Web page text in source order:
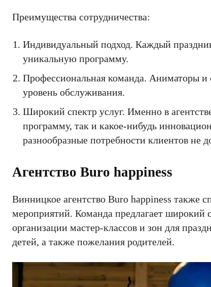
Преимущества сотрудничества:
Индивидуальный подход. Каждый
уникальную программу.
Профессиональная команда. Аниматоры и
уровень обслуживания.
Широкий спектр услуг. Именно в
программу, так и какое-нибудь
разнообразные потребности клиентов не
Агентство Buro happiness
Винницкое агентство Buro happiness также
мероприятий. Команда предлагает широкий
организации мастер-классов и зон для
детей, а также пожелания родителей.